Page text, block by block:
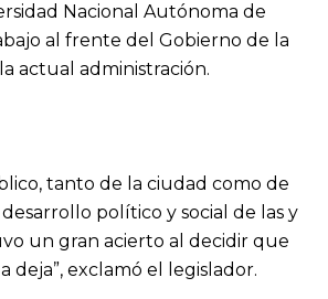
Nacional Autónoma de
al frente del Gobierno de la
actual administración.
tanto de la ciudad como de
político y social de las y
un gran acierto al decidir que
exclamó el legislador.